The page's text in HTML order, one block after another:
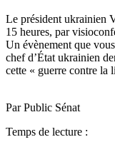
Le président ukrainien
15 heures, par
Un évènement que
chef d’État ukrainien
cette « guerre contre la
Par Public Sénat
Temps de lecture :